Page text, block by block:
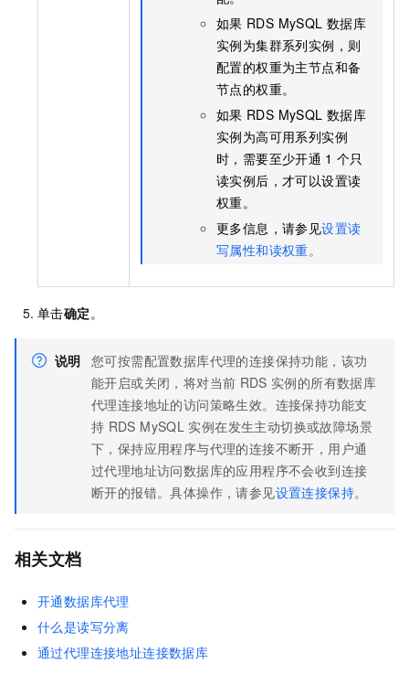
如果 RDS MySQL 数据库
实例为集群系列实例，则
配置的权重为主节点和备
节点的权重。
如果 RDS MySQL 数据库
实例为高可用系列实例
时，需要至少开通 1 个只
读实例后，才可以设置读
权重。
更多信息，请参见设置读
写属性和读权重。
单击确定。
说明 您可按需配置数据库代理的连接保持功能，该功
能开启或关闭，将对当前 RDS 实例的所有数据库
代理连接地址的访问策略生效。连接保持功能支
持 RDS MySQL 实例在发生主动切换或故障场景
下，保持应用程序与代理的连接不断开，用户通
过代理地址访问数据库的应用程序不会收到连接
断开的报错。具体操作，请参见设置连接保持。
相关文档
开通数据库代理
什么是读写分离
通过代理连接地址连接数据库